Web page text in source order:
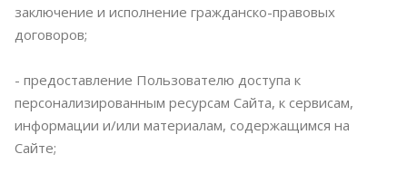
заключение и исполнение гражданско-правовых
договоров;
- предоставление Пользователю доступа к
персонализированным ресурсам Сайта, к сервисам,
информации и/или материалам, содержащимся на
Сайте;